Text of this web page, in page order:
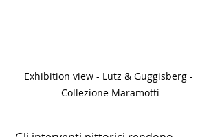
Exhibition view - Lutz & Guggisberg -
Collezione Maramotti